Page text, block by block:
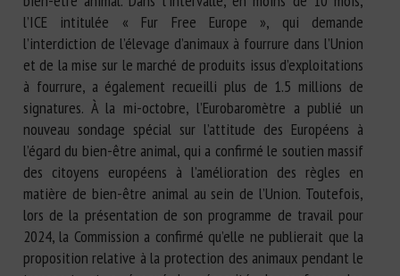
l’ICE intitulée « Fur Free Europe », qui demande
l’interdiction de l’élevage d’animaux à fourrure dans l’Union
et de la mise sur le marché de produits issus d’exploitations
à fourrure, a également recueilli plus de 1.5 millions de
signatures. À la mi-octobre, l’Eurobaromètre a publié un
nouveau sondage spécial sur l’attitude des Européens à
l’égard du bien-être animal, qui a confirmé le soutien massif
des citoyens européens à l’amélioration des règles en
matière de bien-être animal au sein de l’Union. Toutefois,
lors de la présentation de son programme de travail pour
2024, la Commission a confirmé qu’elle ne publierait que la
proposition relative à la protection des animaux pendant le